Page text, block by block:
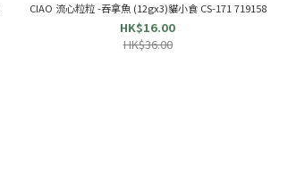
CIAO 流心粒粒 -吞拿魚 (12gx3)貓小食 CS-171 719158
HK$16.00
HK$36.00